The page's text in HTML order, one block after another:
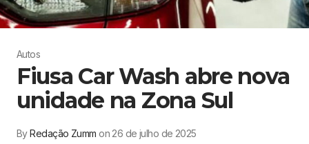
Autos
Fiusa Car Wash abre nova
unidade na Zona Sul
ByRedação Zumm on 26 de julho de 2025